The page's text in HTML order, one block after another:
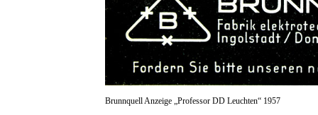
Brunnquell Anzeige „Professor DD Leuchten“ 1957